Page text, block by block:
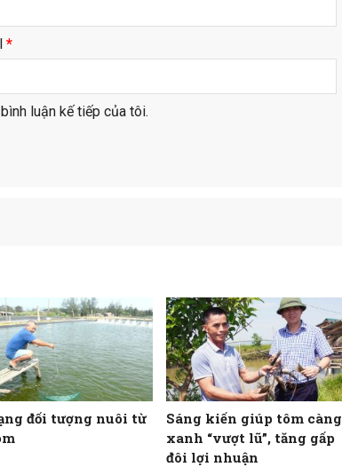
*
luận kế tiếp của tôi.
đối tượng nuôi từ
Sáng kiến giúp tôm càng
xanh “vượt lũ”, tăng gấp
đôi lợi nhuận